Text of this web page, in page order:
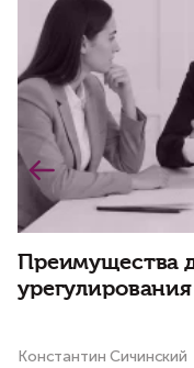
Преимущества
Константин Сичинский